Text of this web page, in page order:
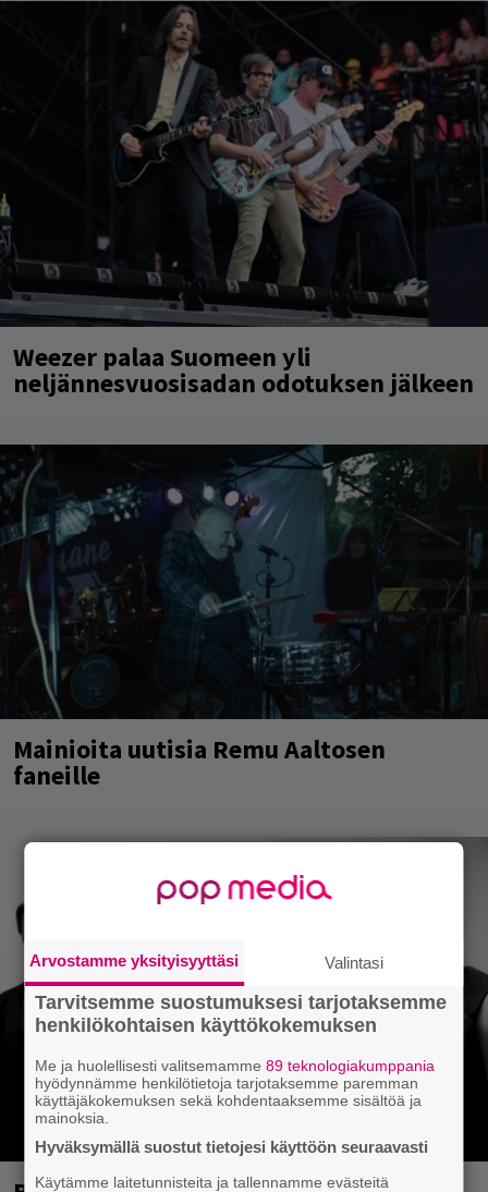
Weezer palaa Suomeen yli
neljännesvuosisadan odotuksen jälkeen
Mainioita uutisia Remu Aaltosen
faneille
Arvostamme yksityisyyttäsi Valintasi
Tarvitsemme suostumuksesi tarjotaksemme
henkilökohtaisen käyttökokemuksen
Me ja huolellisesti valitsemamme89 teknologiakumppania
hyödynnämme henkilötietoja tarjotaksemme paremman
käyttäjäkokemuksen sekä kohdentaaksemme sisältöä ja
mainoksia.
Hyväksymällä suostut tietojesi käyttöön seuraavasti
Käytämme laitetunnisteita ja tallennamme evästeitä